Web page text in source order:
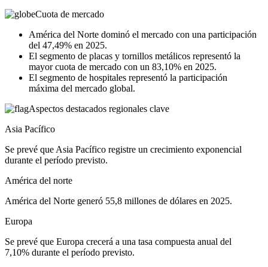
Cuota de mercado
América del Norte dominó el mercado con una participación
del 47,49% en 2025.
El segmento de placas y tornillos metálicos representó la
mayor cuota de mercado con un 83,10% en 2025.
El segmento de hospitales representó la participación
máxima del mercado global.
Aspectos destacados regionales clave
Asia Pacífico
Se prevé que Asia Pacífico registre un crecimiento exponencial
durante el período previsto.
América del norte
América del Norte generó 55,8 millones de dólares en 2025.
Europa
Se prevé que Europa crecerá a una tasa compuesta anual del
7,10% durante el período previsto.